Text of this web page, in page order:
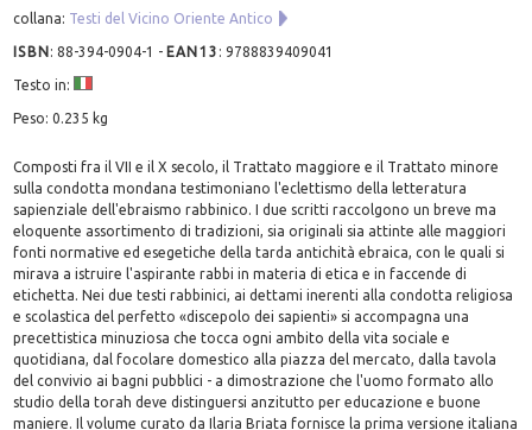
collana: Testi del Vicino Oriente Antico
ISBN:88-394-0904-1 - EAN13 :9788839409041
Testo in:
Peso: 0.235 kg
Composti fra il VII e il X secolo, il Trattato maggiore e il Trattato minore
sulla condotta mondana testimoniano l'eclettismo della letteratura
sapienziale dell'ebraismo rabbinico. I due scritti raccolgono un breve ma
eloquente assortimento di tradizioni, sia originali sia attinte alle maggiori
fonti normative ed esegetiche della tarda antichità ebraica, con le quali si
mirava a istruire l'aspirante rabbi in materia di etica e in faccende di
etichetta. Nei due testi rabbinici, ai dettami inerenti alla condotta religiosa
e scolastica del perfetto «discepolo dei sapienti» si accompagna una
precettistica minuziosa che tocca ogni ambito della vita sociale e
quotidiana, dal focolare domestico alla piazza del mercato, dalla tavola
del convivio ai bagni pubblici - a dimostrazione che l'uomo formato allo
studio della torah deve distinguersi anzitutto per educazione e buone
maniere. Il volume curato da Ilaria Briata fornisce la prima versione italiana